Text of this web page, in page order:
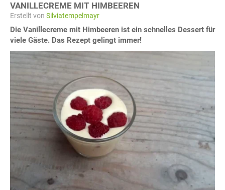
VANILLECREME MIT HIMBEEREN
Erstellt von Silviatempelmayr
Die Vanillecreme mit Himbeeren ist ein schnelles Dessert für
viele Gäste. Das Rezept gelingt immer!